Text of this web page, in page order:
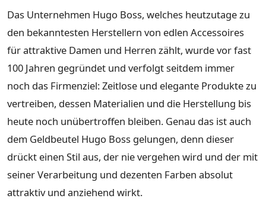
Das Unternehmen Hugo Boss, welches heutzutage zu
den bekanntesten Herstellern von edlen Accessoires
für attraktive Damen und Herren zählt, wurde vor fast
100 Jahren gegründet und verfolgt seitdem immer
noch das Firmenziel: Zeitlose und elegante Produkte zu
vertreiben, dessen Materialien und die Herstellung bis
heute noch unübertroffen bleiben. Genau das ist auch
dem Geldbeutel Hugo Boss gelungen, denn dieser
drückt einen Stil aus, der nie vergehen wird und der mit
seiner Verarbeitung und dezenten Farben absolut
attraktiv und anziehend wirkt.